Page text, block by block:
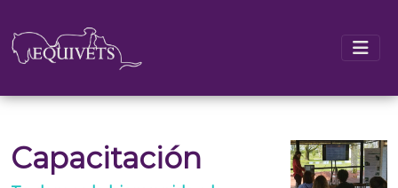
Capacitación